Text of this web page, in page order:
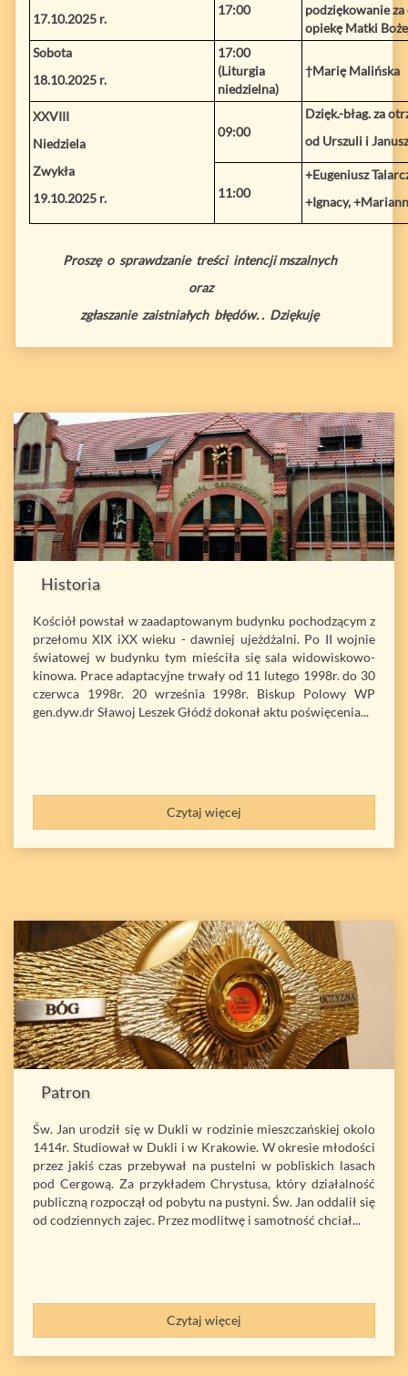
17.10.2025 r.
17:00
podziękowanie za
opiekę Matki
Sobota
18.10.2025 r.
17:00
(Liturgia
niedzielna)
†Marię Malińska
XXVIII
Niedziela
Zwykła
19.10.2025 r.
09:00
Dzięk.-błag. za
od Urszuli i
11:00
+Eugeniusz
+Ignacy,
Proszę o sprawdzanie treści intencji mszalnych
oraz
zgłaszanie zaistniałych błędów. . Dziękuję
Historia
Kościół powstał w zaadaptowanym budynku pochodzącym z
przełomu XIX iXX wieku - dawniej ujeżdżalni. Po II wojnie
światowej w budynku tym mieściła się sala widowiskowo-
kinowa. Prace adaptacyjne trwały od 11 lutego 1998r. do 30
czerwca 1998r. 20 września 1998r. Biskup Polowy WP
gen.dyw.dr Sławoj Leszek Głódź dokonał aktu poświęcenia...
Czytaj więcej
Patron
Św. Jan urodził się w Dukli w rodzinie mieszczańskiej okolo
1414r. Studiował w Dukli i w Krakowie. W okresie młodości
przez jakiś czas przebywał na pustelni w pobliskich lasach
pod Cergową. Za przykładem Chrystusa, który działalność
publiczną rozpoczął od pobytu na pustyni. Św. Jan oddalił się
od codziennych zajec. Przez modlitwę i samotność chciał...
Czytaj więcej